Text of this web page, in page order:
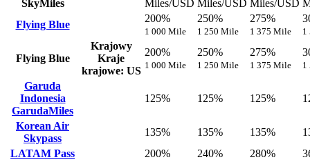
SkyMiles
Miles/USD Miles/USD Miles/USD
Flying Blue
200%
1 000 Mile
250%
1 250 Mile
275%
1 375 Mile 1
Flying Blue
Krajowy
Kraje
krajowe: US
200%
1 000 Mile
250%
1 250 Mile
275%
1 375 Mile 1
Garuda
Indonesia
GarudaMiles
125% 125% 125%
Korean Air
Skypass
135% 135% 135%
LATAM Pass
200% 240% 280%